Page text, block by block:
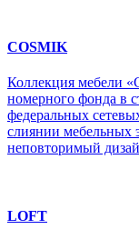
COSMIK
Коллекция мебели
номерного фонда в
федеральных
слиянии мебельных
неповторимый
LOFT